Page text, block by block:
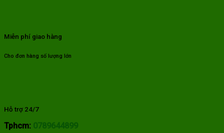
Miễn phí giao hàng
Cho đơn hàng số lượng lớn
Hỗ trợ 24/7
Tphcm: 0789644899